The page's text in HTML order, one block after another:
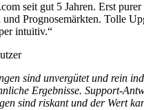
seit gut 5 Jahren. Erst
Prognosemärkten. Tolle
intuitiv.“
sind unvergütet und rein
Ergebnisse. Support-
sind riskant und der Wert